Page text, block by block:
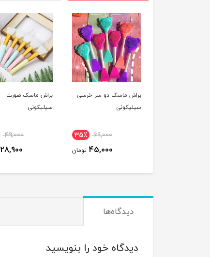
براش ماسک دو سر خرسی
سیلیکونی
69,000 35٪
45,000 تومان
براش ماسک صورت
سیلیکونی
49,000
28,900
دیدگاه‌ها
دیدگاه خود را بنویسید